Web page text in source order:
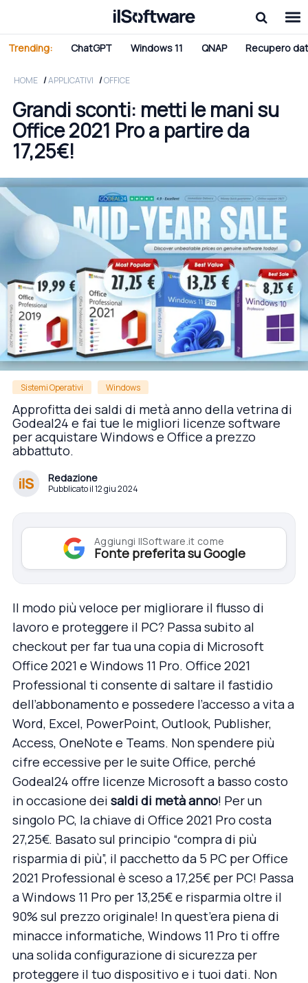
Trending: ChatGPT Windows 11 QNAP Recupero
HOME APPLICATIVI OFFICE
Grandi sconti: metti le mani su
Office 2021 Pro a partire da
17,25€!
Sistemi Operativi Windows
Approfitta dei saldi di metà anno della vetrina di
Godeal24 e fai tue le migliori licenze software
per acquistare Windows e Office a prezzo
abbattuto.
Redazione
Pubblicato il 12 giu 2024
Aggiungi IlSoftware.it come
Fonte preferita su Google
Il modo più veloce per migliorare il flusso di
lavoro e proteggere il PC? Passa subito al
checkout per far tua una copia di Microsoft
Office 2021 e Windows 11 Pro. Office 2021
Professional ti consente di saltare il fastidio
dell’abbonamento e possedere l’accesso a vita a
Word, Excel, PowerPoint, Outlook, Publisher,
Access, OneNote e Teams. Non spendere più
cifre eccessive per le suite Office, perché
Godeal24 offre licenze Microsoft a basso costo
in occasione dei saldi di metà anno! Per un
singolo PC, lachiave di Office 2021 Pro costa
27,25€. Basato sul principio “compra di più
risparmia di più”, il pacchetto da 5 PC perOffice
2021 Professional è sceso a 17,25€ per PC! Passa
aWindows 11 Pro per 13,25€ e risparmia oltre il
90% sul prezzo originale! In quest’era piena di
minacce informatiche, Windows 11 Pro ti offre
una solida configurazione di sicurezza per
proteggere il tuo dispositivo e i tuoi dati. Non